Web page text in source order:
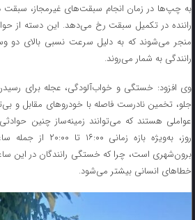
به چپ‌ها در زمان انجام سبقت‌های غیرمجاز، سبقت
راننده در تکمیل سبقت رخ می‌دهد. این دسته از
منجر می‌شوند که به دلیل سرعت نسبی بالای دو
رانندگی به شمار می‌روند.
وی افزود: خستگی و خواب‌آلودگی، عجله برای
جلو، تخمین نادرست فاصله با خودرو‌های مقابل و
عواملی هستند که می‌توانند زمینه‌ساز چنین
روز، به‌ویژه بازه
برون‌شهری است، چرا که خستگی رانندگان در این
خطا‌های انسانی بیشتر می‌شود.